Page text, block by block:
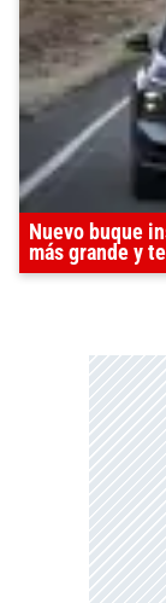
Nuevo buque
más grande y